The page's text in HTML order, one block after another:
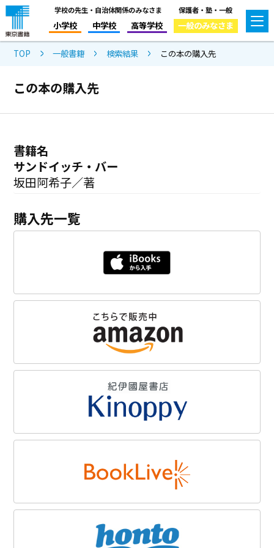
学校の先生・自治体関係のみなさま
小学校 中学校 高等学校
保護者・塾・一般
一般のみなさま
TOP 一般書籍 検索結果 この本の購入先
この本の購入先
書籍名
サンドイッチ・バー
坂田阿希子／著
購入先一覧